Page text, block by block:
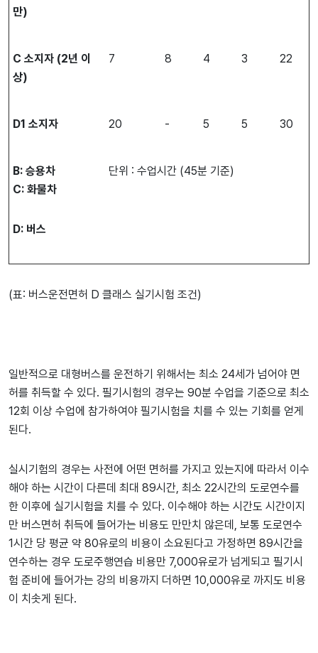
만)
C 소지자 (2년 이
상)
7 8 4 3 22
D1 소지자 20 - 5 5 30
B: 승용차
C: 화물차
D: 버스
단위 : 수업시간 (45분 기준)
(표: 버스운전면허 D 클래스 실기시험 조건)
일반적으로 대형버스를 운전하기 위해서는 최소 24세가 넘어야 면
허를 취득할 수 있다. 필기시험의 경우는 90분 수업을 기준으로 최소
12회 이상 수업에 참가하여야 필기시험을 치를 수 있는 기회를 얻게
된다.
실시기험의 경우는 사전에 어떤 면허를 가지고 있는지에 따라서 이수
해야 하는 시간이 다른데 최대 89시간, 최소 22시간의 도로연수를
한 이후에 실기시험을 치를 수 있다. 이수해야 하는 시간도 시간이지
만 버스면허 취득에 들어가는 비용도 만만치 않은데, 보통 도로연수
1시간 당 평균 약 80유로의 비용이 소요된다고 가정하면 89시간을
연수하는 경우 도로주행연습 비용만 7,000유로가 넘게되고 필기시
험 준비에 들어가는 강의 비용까지 더하면 10,000유로 까지도 비용
이 치솟게 된다.